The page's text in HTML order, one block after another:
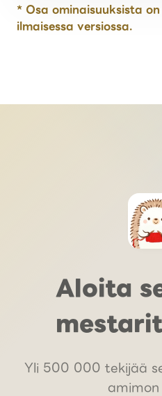
* Osa ominaisuuksista
ilmaisessa versiossa.
Aloita
Yli 500 000 tekijää